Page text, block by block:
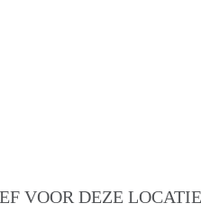
VOOR DEZE LOCATIE